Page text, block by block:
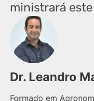
ministrará
Dr. Leandro
Formado em